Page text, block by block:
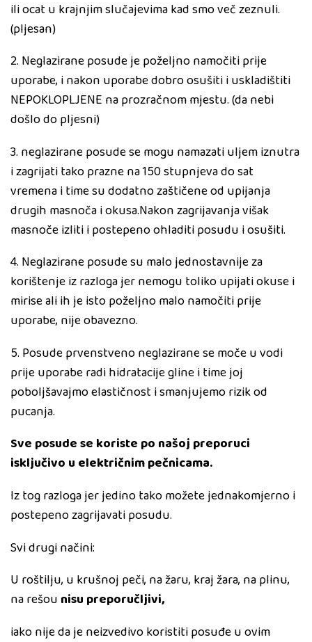
ili ocat u krajnjim slučajevima kad smo več zeznuli.
(pljesan)
2. Neglazirane posude je poželjno namočiti prije
uporabe, i nakon uporabe dobro osušiti i uskladištiti
NEPOKLOPLJENE na prozračnom mjestu. (da nebi
došlo do pljesni)
3. neglazirane posude se mogu namazati uljem iznutra
i zagrijati tako prazne na 150 stupnjeva do sat
vremena i time su dodatno zaštičene od upijanja
drugih masnoča i okusa.Nakon zagrijavanja višak
masnoče izliti i postepeno ohladiti posudu i osušiti.
4. Neglazirane posude su malo jednostavnije za
korištenje iz razloga jer nemogu toliko upijati okuse i
mirise ali ih je isto poželjno malo namočiti prije
uporabe, nije obavezno.
5. Posude prvenstveno neglazirane se moče u vodi
prije uporabe radi hidratacije gline i time joj
poboljšavajmo elastičnost i smanjujemo rizik od
pucanja.
Sve posude se koriste po našoj preporuci
isključivo u električnim pečnicama.
Iz tog razloga jer jedino tako možete jednakomjerno i
postepeno zagrijavati posudu.
Svi drugi načini:
U roštilju, u krušnoj peči, na žaru, kraj žara, na plinu,
na rešou nisu preporučljivi,
iako nije da je neizvedivo koristiti posuđe u ovim